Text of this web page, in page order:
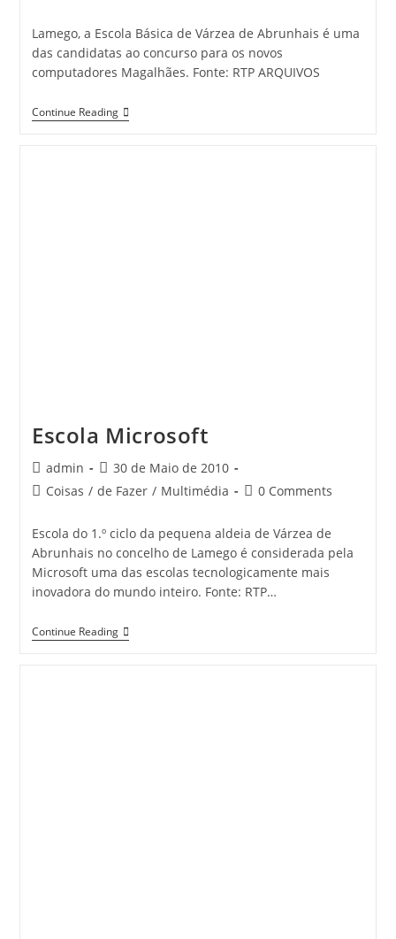
Lamego, a Escola Básica de Várzea de Abrunhais é uma
das candidatas ao concurso para os novos
computadores Magalhães. Fonte: RTP ARQUIVOS
Continue ReadingConcurso
Para
Escola Microsoft
Post
author:
admin
Post
published:
30 de Maio de 2010
PostCoisas / de Fazer / Multimédia
Post0 Comments
Escola do 1.º ciclo da pequena aldeia de Várzea de
Abrunhais no concelho de Lamego é considerada pela
Microsoft uma das escolas tecnologicamente mais
inovadora do mundo inteiro. Fonte: RTP…
Continue ReadingEscola
Microsoft